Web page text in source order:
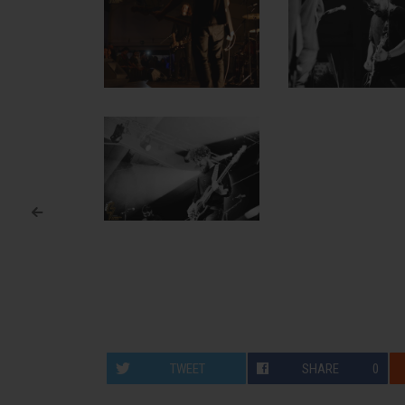
<
TWEET SHARE 0